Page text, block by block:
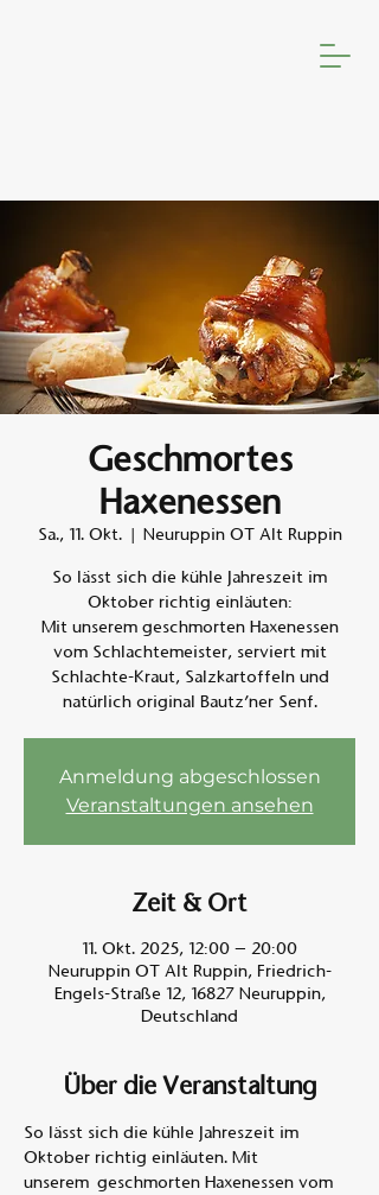
Geschmortes
Haxenessen
Sa., 11. Okt.
  |
Neuruppin OT Alt Ruppin
So lässt sich die kühle Jahreszeit im
Oktober richtig einläuten:
Mit unserem geschmorten Haxenessen
vom Schlachtemeister, serviert mit
Schlachte-Kraut, Salzkartoffeln und
natürlich original Bautz’ner Senf.
Anmeldung abgeschlossen
Veranstaltungen ansehen
Zeit & Ort
11. Okt. 2025, 12:00 – 20:00
Neuruppin OT Alt Ruppin, Friedrich-
Engels-Straße 12, 16827 Neuruppin,
Deutschland
Über die Veranstaltung
So lässt sich die kühle Jahreszeit im
Oktober richtig einläuten. Mit
unserem geschmorten Haxenessen vom